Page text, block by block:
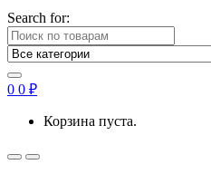
Search for:
0 0 ₽
Корзина пуста.